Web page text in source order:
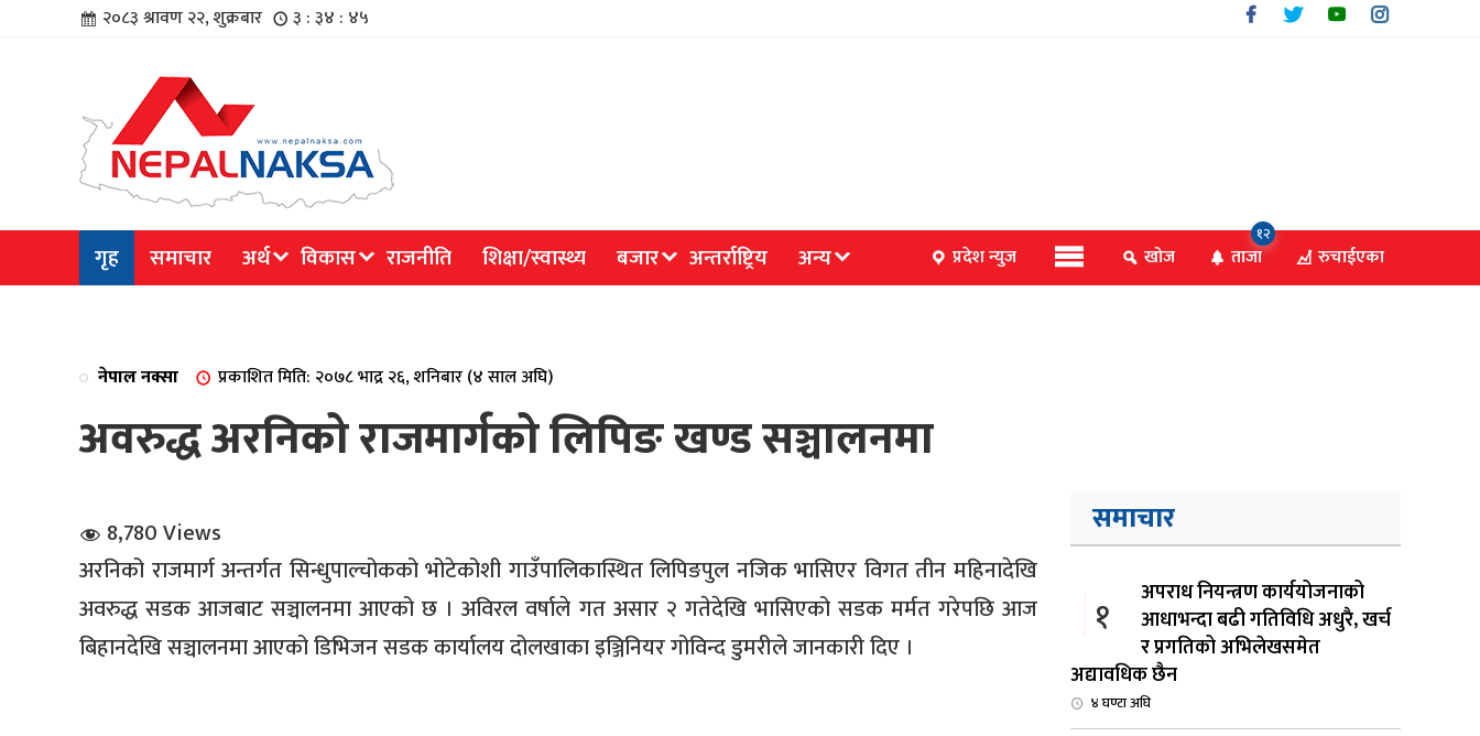
२०८३ श्रावण २२, शुक्रबार ३ : ३४ : ४६
गृह समाचार अर्थ विकास राजनीति शिक्षा/स्वास्थ्य बजार अन्तर्राष्ट्रिय अन्य प्रदेश न्युज खोज ताजा
१२
रुचाईएका
नेपाल नक्सा प्रकाशित मिति: २०७८ भाद्र २६, शनिबार (४ साल अघि)
अवरुद्ध अरनिको राजमार्गको लिपिङ खण्ड सञ्चालनमा
8,780 Views
अरनिको राजमार्ग अन्तर्गत सिन्धुपाल्चोकको भोटेकोशी गाउँपालिकास्थित लिपिङपुल नजिक भासिएर विगत तीन महिनादेखि
अवरुद्ध सडक आजबाट सञ्चालनमा आएको छ । अविरल वर्षाले गत असार २ गतेदेखि भासिएको सडक मर्मत गरेपछि आज
बिहानदेखि सञ्चालनमा आएको डिभिजन सडक कार्यालय दोलखाका इञ्जिनियर गोविन्द डुमरीले जानकारी दिए ।
समाचार
१
अपराध नियन्त्रण कार्ययोजनाको
आधाभन्दा बढी गतिविधि अधुरै, खर्च
र प्रगतिको अभिलेखसमेत
अद्यावधिक छैन
४ घण्टा अघि